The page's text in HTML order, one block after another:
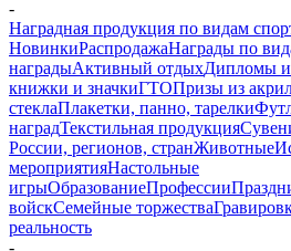
-
Наградная продукция по видам
НовинкиРаспродажаНаграды по
наградыАктивный отдыхДипломы
книжки и значкиГТОПризы из
стеклаПлакетки, панно, тарелки
наградТекстильная продукция
России, регионов, странЖивотные
мероприятияНастольные
игрыОбразованиеПрофессии
войскСемейные торжества
реальность
-